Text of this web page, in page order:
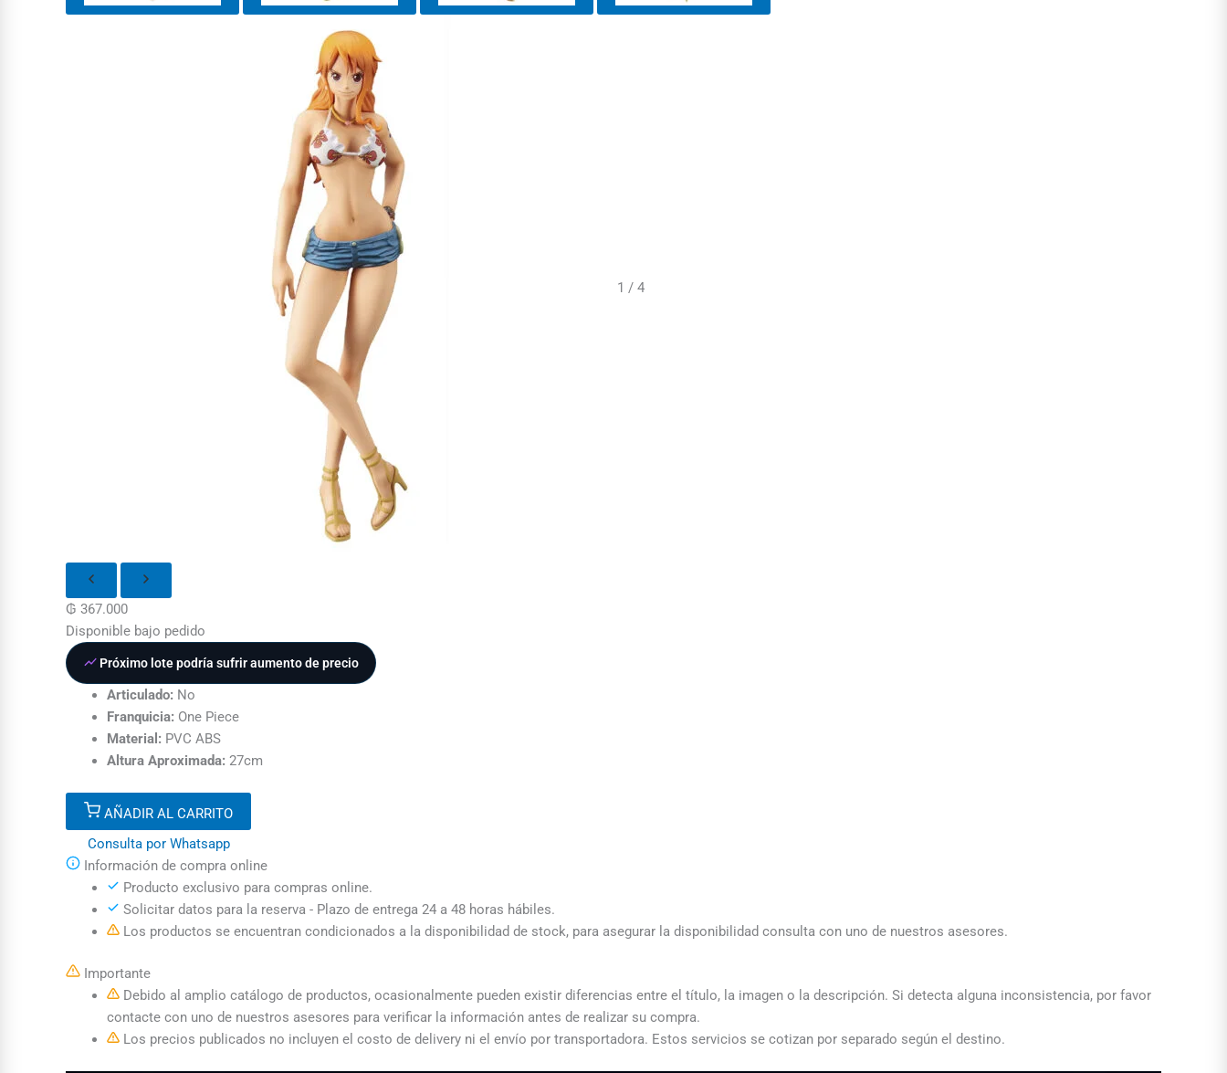
1 / 4
₲ 367.000
Disponible bajo pedido
Próximo lote podría sufrir aumento de precio
Articulado: No
Franquicia: One Piece
Material: PVC ABS
Altura Aproximada: 27cm
AÑADIR AL CARRITO
Consulta por Whatsapp
Información de compra online
Producto exclusivo para compras online.
Solicitar datos para la reserva - Plazo de entrega 24 a 48 horas hábiles.
Los productos se encuentran condicionados a la disponibilidad de stock, para asegurar la disponibilidad consulta con uno de nuestros asesores.
Importante
Debido al amplio catálogo de productos, ocasionalmente pueden existir diferencias entre el título, la imagen o la descripción. Si detecta alguna inconsistencia, por favor
contacte con uno de nuestros asesores para verificar la información antes de realizar su compra.
Los precios publicados no incluyen el costo de delivery ni el envío por transportadora. Estos servicios se cotizan por separado según el destino.